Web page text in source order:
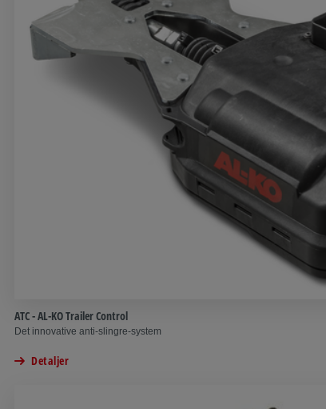
ATC - AL-KO Trailer Control
Det innovative anti-slingre-system
Detaljer